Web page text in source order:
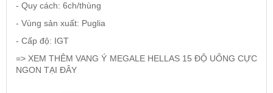
RƯỢU VANG ĐỨC
- Quy cách: 6ch/thùng
- Vùng sản xuất: Puglia
- Cấp độ: IGT
=> XEM THÊM VANG Ý MEGALE HELLAS 15 ĐỘ UỐNG CỰC
NGON TẠI ĐÂY